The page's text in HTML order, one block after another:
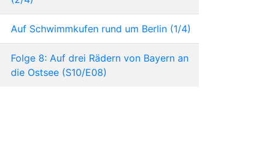
Auf Schwimmkufen rund um Berlin (1/4)
Folge 8: Auf drei Rädern von Bayern an
die Ostsee (S10/E08)